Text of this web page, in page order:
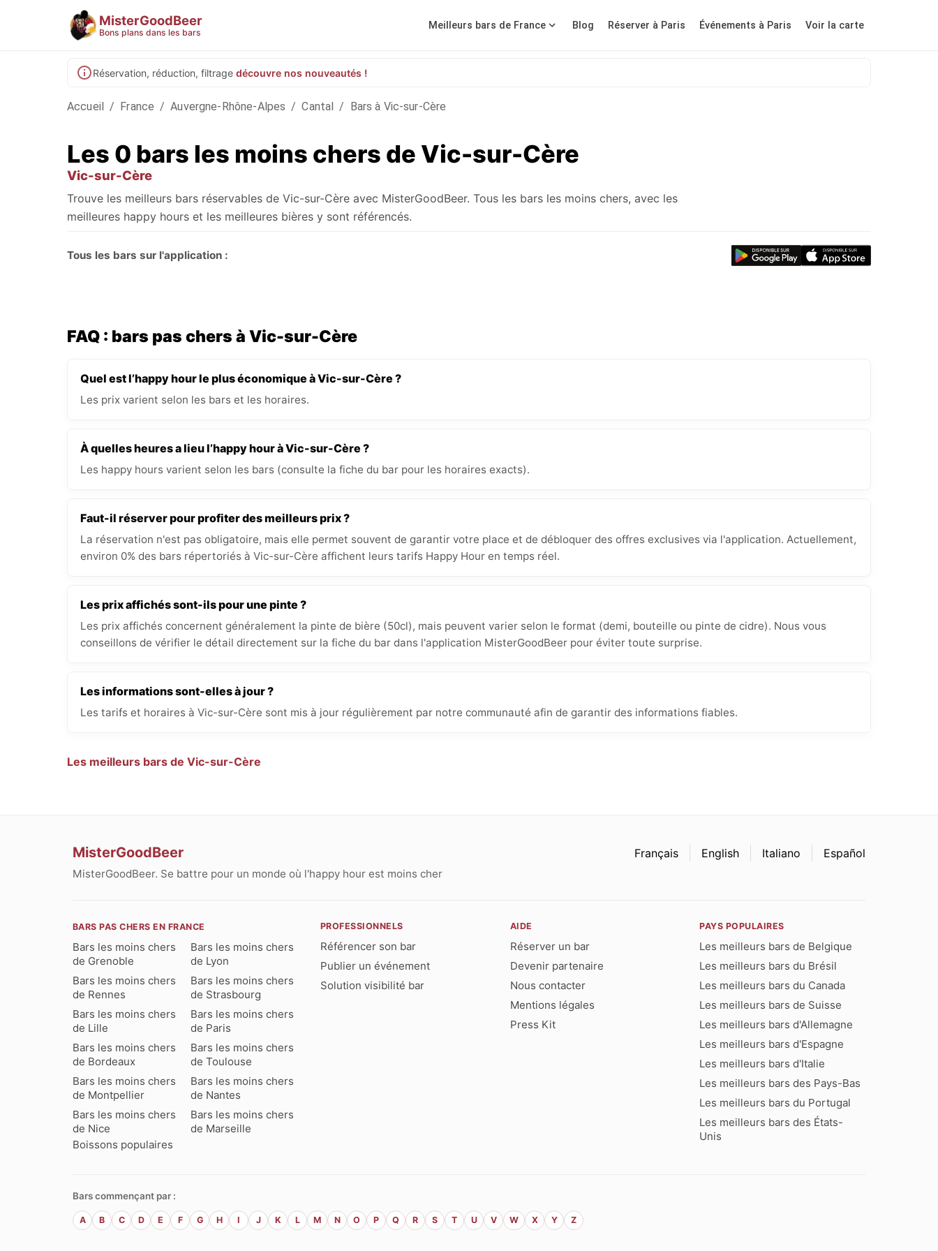
MisterGoodBeer
Bons plans dans les bars
Meilleurs bars de France Blog Réserver à Paris Événements à Paris Voir la carte
Réservation, réduction, filtrage découvre nos nouveautés !
Accueil / France / Auvergne-Rhône-Alpes / Cantal / Bars à Vic-sur-Cère
Les 0 bars les moins chers de Vic-sur-Cère
Vic-sur-Cère
Trouve les meilleurs bars réservables de Vic-sur-Cère avec MisterGoodBeer. Tous les bars les moins chers, avec les
meilleures happy hours et les meilleures bières y sont référencés.
Tous les bars sur l'application :
FAQ : bars pas chers à Vic-sur-Cère
Quel est l’happy hour le plus économique à Vic-sur-Cère ?
Les prix varient selon les bars et les horaires.
À quelles heures a lieu l’happy hour à Vic-sur-Cère ?
Les happy hours varient selon les bars (consulte la fiche du bar pour les horaires exacts).
Faut-il réserver pour profiter des meilleurs prix ?
La réservation n'est pas obligatoire, mais elle permet souvent de garantir votre place et de débloquer des offres exclusives via l'application. Actuellement,
environ 0% des bars répertoriés à Vic-sur-Cère affichent leurs tarifs Happy Hour en temps réel.
Les prix affichés sont-ils pour une pinte ?
Les prix affichés concernent généralement la pinte de bière (50cl), mais peuvent varier selon le format (demi, bouteille ou pinte de cidre). Nous vous
conseillons de vérifier le détail directement sur la fiche du bar dans l'application MisterGoodBeer pour éviter toute surprise.
Les informations sont-elles à jour ?
Les tarifs et horaires à Vic-sur-Cère sont mis à jour régulièrement par notre communauté afin de garantir des informations fiables.
Les meilleurs bars de Vic-sur-Cère
MisterGoodBeer
MisterGoodBeer. Se battre pour un monde où l'happy hour est moins cher
Français English Italiano Español
BARS PAS CHERS EN FRANCE
Bars les moins chers
de Grenoble
Bars les moins chers
de Lyon
Bars les moins chers
de Rennes
Bars les moins chers
de Strasbourg
Bars les moins chers
de Lille
Bars les moins chers
de Paris
Bars les moins chers
de Bordeaux
Bars les moins chers
de Toulouse
Bars les moins chers
de Montpellier
Bars les moins chers
de Nantes
Bars les moins chers
de Nice
Bars les moins chers
de Marseille
Boissons populaires
PROFESSIONNELS
Référencer son bar
Publier un événement
Solution visibilité bar
AIDE
Réserver un bar
Devenir partenaire
Nous contacter
Mentions légales
Press Kit
PAYS POPULAIRES
Les meilleurs bars de Belgique
Les meilleurs bars du Brésil
Les meilleurs bars du Canada
Les meilleurs bars de Suisse
Les meilleurs bars d'Allemagne
Les meilleurs bars d'Espagne
Les meilleurs bars d'Italie
Les meilleurs bars des Pays-Bas
Les meilleurs bars du Portugal
Les meilleurs bars des États-
Unis
Bars commençant par :
A B C D E F G H I J K L M N O P Q R S T U V W X Y Z